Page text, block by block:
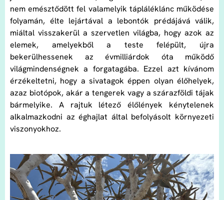
nem emésztődött fel valamelyik tápláléklánc működése
folyamán, élte lejártával a lebontók prédájává válik,
miáltal visszakerül a szervetlen világba, hogy azok az
elemek, amelyekből a teste felépült, újra
bekerülhessenek az évmilliárdok óta működő
világmindenségnek a forgatagába. Ezzel azt kívánom
érzékeltetni, hogy a sivatagok éppen olyan élőhelyek,
azaz biotópok, akár a tengerek vagy a szárazföldi tájak
bármelyike. A rajtuk létező élőlények kénytelenek
alkalmazkodni az éghajlat által befolyásolt környezeti
viszonyokhoz.